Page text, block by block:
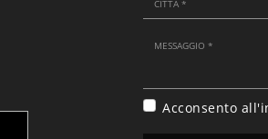
Acconsento